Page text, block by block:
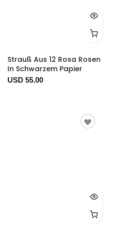
Strauß Aus 12 Rosa Rosen
In Schwarzem Papier
USD 55.00